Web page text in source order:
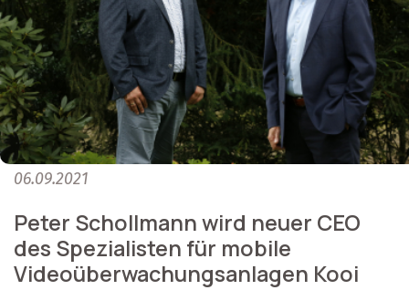
06.09.2021
Peter Schollmann wird neuer CEO
des Spezialisten für mobile
Videoüberwachungsanlagen Kooi